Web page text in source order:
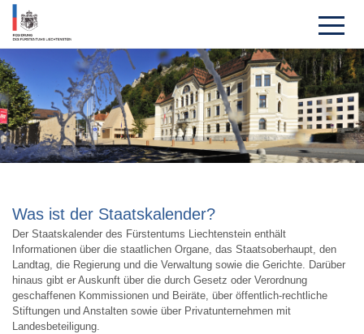
Was ist der Staatskalender?
Der Staatskalender des Fürstentums Liechtenstein enthält
Informationen über die staatlichen Organe, das Staatsoberhaupt, den
Landtag, die Regierung und die Verwaltung sowie die Gerichte. Darüber
hinaus gibt er Auskunft über die durch Gesetz oder Verordnung
geschaffenen Kommissionen und Beiräte, über öffentlich-rechtliche
Stiftungen und Anstalten sowie über Privatunternehmen mit
Landesbeteiligung.